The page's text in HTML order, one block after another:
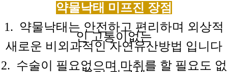
약물낙태 미프진 장점
1. 약물낙태는 안전하고 편리하며 외상적
인 고통이없는
새로운 비외과적인자연유산방법 입니다
2. 수술이 필요없으며 마취를 할 필요도 없